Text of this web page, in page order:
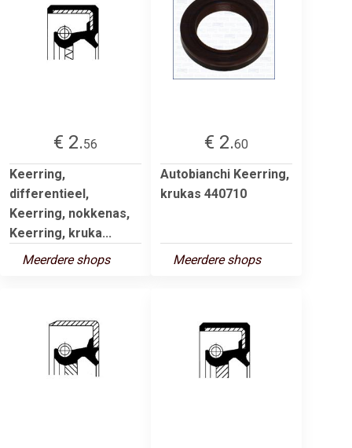
€ 2.56
Keerring,
differentieel,
Keerring, nokkenas,
Keerring, kruka...
Meerdere shops
€ 2.60
Autobianchi Keerring,
krukas 440710
Meerdere shops